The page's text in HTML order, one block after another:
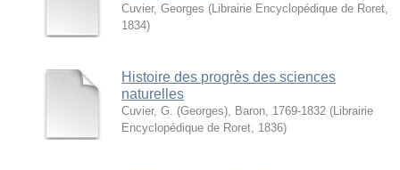
Cuvier, Georges ( Librairie Encyclopédique de Roret
1834)
Histoire des progrès des sciences
naturelles
Cuvier, G. (Georges), Baron, 1769-1832 ( Librairie
Encyclopédique de Roret 1836)